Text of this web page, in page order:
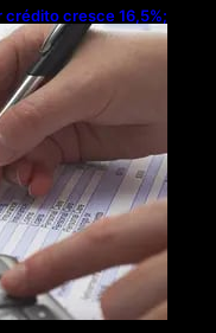
crédito cresce 16,5%;
entre estados